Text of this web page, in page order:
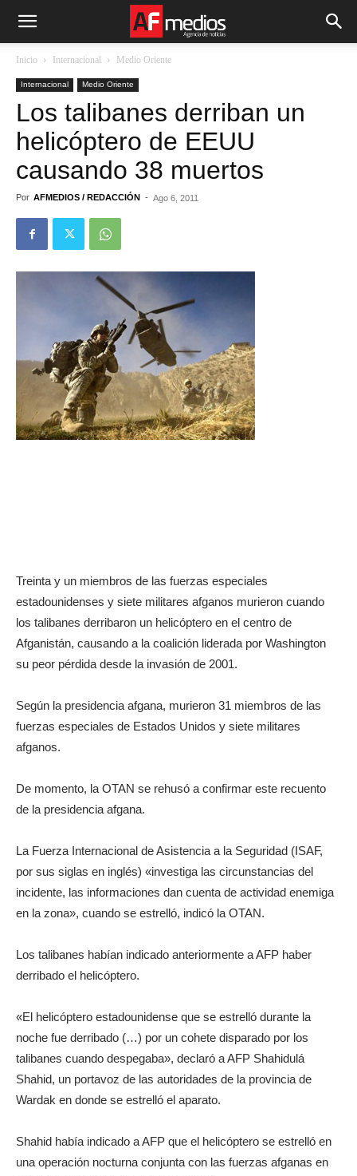
Inicio Internacional Medio Oriente
Internacional Medio Oriente
Los talibanes derriban un
helicóptero de EEUU
causando 38 muertos
Por AFMEDIOS / REDACCIÓN - Ago 6, 2011
Treinta y un miembros de las fuerzas especiales
estadounidenses y siete militares afganos murieron cuando
los talibanes derribaron un helicóptero en el centro de
Afganistán, causando a la coalición liderada por Washington
su peor pérdida desde la invasión de 2001.
Según la presidencia afgana, murieron 31 miembros de las
fuerzas especiales de Estados Unidos y siete militares
afganos.
De momento, la OTAN se rehusó a confirmar este recuento
de la presidencia afgana.
La Fuerza Internacional de Asistencia a la Seguridad (ISAF,
por sus siglas en inglés) «investiga las circunstancias del
incidente, las informaciones dan cuenta de actividad enemiga
en la zona», cuando se estrelló, indicó la OTAN.
Los talibanes habían indicado anteriormente a AFP haber
derribado el helicóptero.
«El helicóptero estadounidense que se estrelló durante la
noche fue derribado (…) por un cohete disparado por los
talibanes cuando despegaba», declaró a AFP Shahidulá
Shahid, un portavoz de las autoridades de la provincia de
Wardak en donde se estrelló el aparato.
Shahid había indicado a AFP que el helicóptero se estrelló en
una operación nocturna conjunta con las fuerzas afganas en